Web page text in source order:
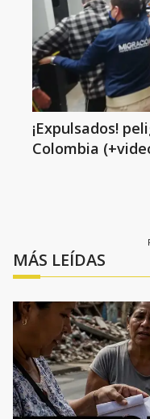
¡Expulsados!
Colombia
MÁS LEÍDAS